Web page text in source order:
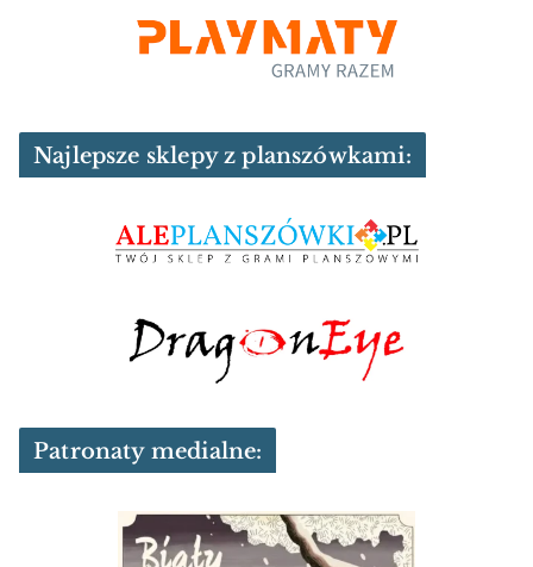
Najlepsze sklepy z planszówkami:
Patronaty medialne: